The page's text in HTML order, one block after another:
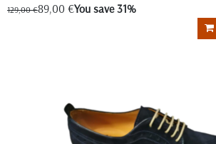
129,00 €89,00 €You save 31%